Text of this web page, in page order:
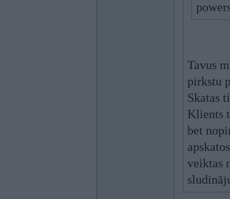
Tavus
pirkstu
Skatas
Klients
bet
veiktas